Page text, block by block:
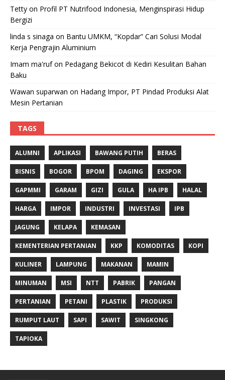
Tetty on Profil PT Nutrifood Indonesia, Menginspirasi Hidup
Bergizi
linda s sinaga on Bantu UMKM, “Kopdar” Cari Solusi Modal
Kerja Pengrajin Aluminium
Imam ma'rufon Pedagang Bekicot di Kediri Kesulitan Bahan
Baku
Wawan suparwan on Hadang Impor, PT Pindad Produksi Alat
Mesin Pertanian
TAGS
ALUMNI APLIKASI BAWANG PUTIH BERAS
BISNIS BOGOR BPOM DAGING EKSPOR
GAPMMI GARAM GIZI GULA HA IPB HALAL
HARGA IMPOR INDUSTRI INVESTASI IPB
JAGUNG KELAPA KEMASAN
KEMENTERIAN PERTANIAN KKP KOMODITAS KOPI
KULINER LAMPUNG MAKANAN MAMIN
MINUMAN MSI NTT PABRIK PANGAN
PERTANIAN PETANI PLASTIK PRODUKSI
RUMPUT LAUT SAPI SAWIT SINGKONG
TAPIOKA